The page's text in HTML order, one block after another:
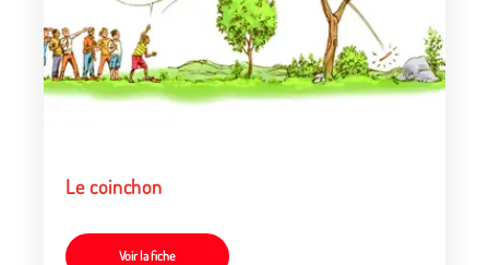
Le coinchon
Voir la fiche